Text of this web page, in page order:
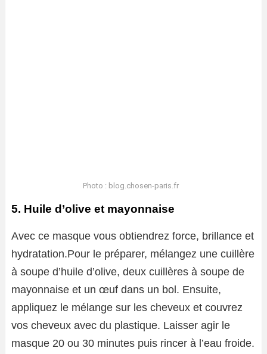
Photo : blog.chosen-paris.fr
5. Huile d’olive et mayonnaise
Avec ce masque vous obtiendrez force, brillance et
hydratation.Pour le préparer, mélangez une cuillère
à soupe d’huile d’olive, deux cuillères à soupe de
mayonnaise et un œuf dans un bol. Ensuite,
appliquez le mélange sur les cheveux et couvrez
vos cheveux avec du plastique. Laisser agir le
masque 20 ou 30 minutes puis rincer à l’eau froide.